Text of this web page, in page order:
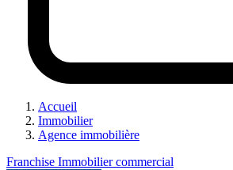
Accueil
Immobilier
Agence immobilière
Franchise Immobilier commercial